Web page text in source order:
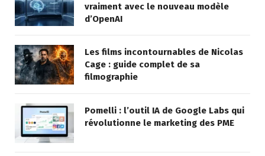
vraiment avec le nouveau modèle
d’OpenAI
Les films incontournables de Nicolas
Cage : guide complet de sa
filmographie
Pomelli : l’outil IA de Google Labs qui
révolutionne le marketing des PME